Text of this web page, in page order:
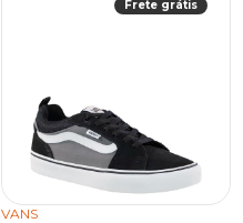
Frete grátis
VANS